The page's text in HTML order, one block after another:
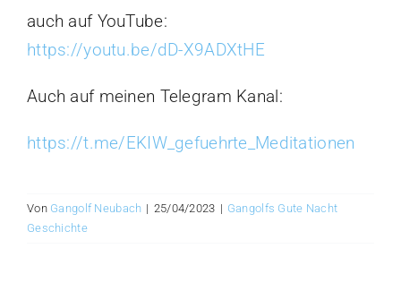
auch auf YouTube:
https://youtu.be/dD-X9ADXtHE
Auch auf meinen Telegram Kanal:
https://t.me/EKIW_gefuehrte_Meditationen
Von Gangolf Neubach | 25/04/2023 | Gangolfs Gute Nacht
Geschichte